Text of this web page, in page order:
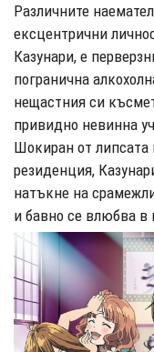
Различните
ексцентрични
Казунари, е
погранична
нещастния си
привидно невинна
Шокиран от липсата
резиденция,
натъкне на
и бавно се влюбва в